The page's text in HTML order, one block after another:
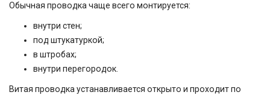
Обычная проводка чаще всего монтируется:
внутри стен;
под штукатуркой;
в штробах;
внутри перегородок.
Витая проводка устанавливается открыто и проходит по